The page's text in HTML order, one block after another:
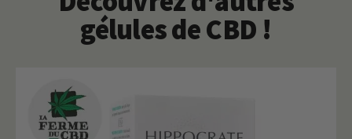
gélules de CBD !